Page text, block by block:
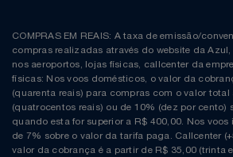
COMPRAS EM REAIS: A taxa de emissão/
compras realizadas através do website da
nos aeroportos, lojas físicas, callcenter da
físicas: Nos voos domésticos, o valor da
(quarenta reais) para compras com o valor total
(quatrocentos reais) ou de 10% (dez por cento)
quando esta for superior a R$ 400,00. Nos
de 7% sobre o valor da tarifa paga. Callcenter
valor da cobrança é a partir de R$ 35,00 (trinta